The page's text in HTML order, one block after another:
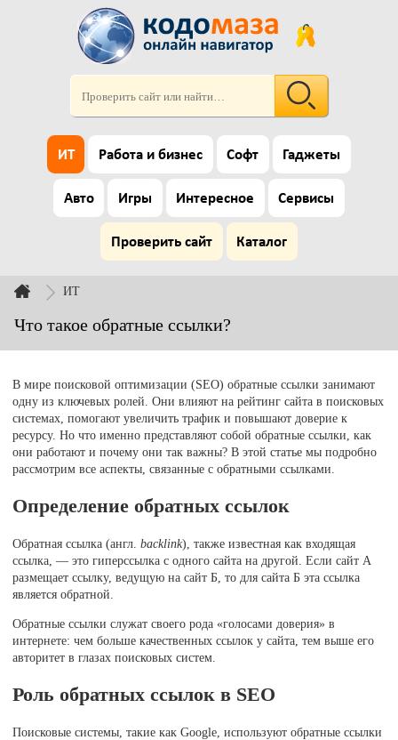
ИТ Работа и бизнес Софт Гаджеты
Авто Игры Интересное Сервисы
Проверить сайт Каталог
ИТ
Что такое обратные ссылки?
В мире поисковой оптимизации (SEO) обратные ссылки занимают
одну из ключевых ролей. Они влияют на рейтинг сайта в поисковых
системах, помогают увеличить трафик и повышают доверие к
ресурсу. Но что именно представляют собой обратные ссылки, как
они работают и почему они так важны? В этой статье мы подробно
рассмотрим все аспекты, связанные с обратными ссылками.
Определение обратных ссылок
Обратная ссылка (англ.backlink), также известная как входящая
ссылка, — это гиперссылка с одного сайта на другой. Если сайт А
размещает ссылку, ведущую на сайт Б, то для сайта Б эта ссылка
является обратной.
Обратные ссылки служат своего рода «голосами доверия» в
интернете: чем больше качественных ссылок у сайта, тем выше его
авторитет в глазах поисковых систем.
Роль обратных ссылок в SEO
Поисковые системы, такие как Google, используют обратные ссылки